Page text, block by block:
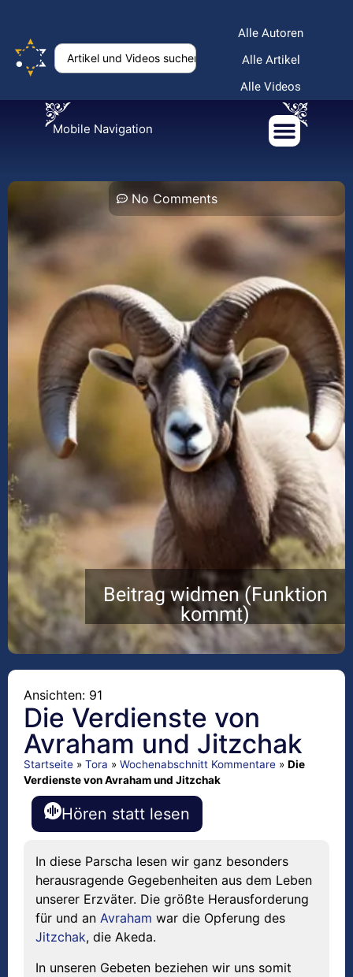
Alle Autoren
Alle Artikel
Alle Videos
Mobile Navigation
No Comments
Beitrag widmen (Funktion
kommt)
Ansichten: 91
Die Verdienste von
Avraham und Jitzchak
Startseite » Tora » Wochenabschnitt Kommentare » Die
Verdienste von Avraham und Jitzchak
Hören statt lesen
In diese Parscha lesen wir ganz besonders
herausragende Gegebenheiten aus dem Leben
unserer Erzväter. Die größte Herausforderung
für und an Avraham war die Opferung des
Jitzchak, die Akeda.
In unseren Gebeten beziehen wir uns somit